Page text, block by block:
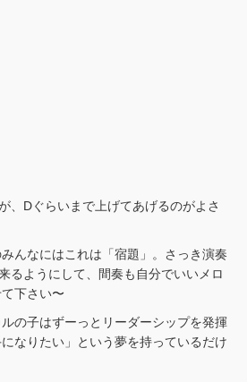
、Dぐらいまで上げてあげるのがよさ
んなにはこれは「宿題」。さっき演奏
るようにして、間奏も自分でいいメロ
下さい〜
の子はずーっとリーダーシップを発揮
なりたい」という夢を持っているだけ